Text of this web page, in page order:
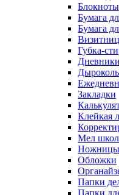
Блокноты
Бумага
Бумага
Губка-
Дневники
Закладки
Клейкая
Мел
Ножницы,
Обложки
Папки
Папки